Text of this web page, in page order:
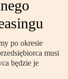
po okresie
musi
będzie je